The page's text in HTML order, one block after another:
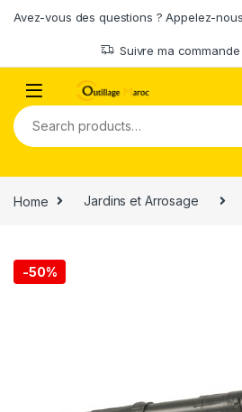
Avez-vous des questions ? Appelez-
Suivre ma commande
Search for:
Home Jardins et Arrosage
-50%